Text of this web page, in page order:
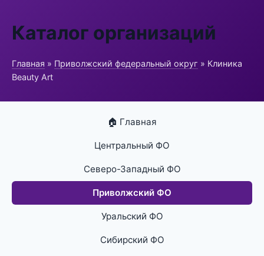
Каталог организаций
Главная » Приволжский федеральный округ » Клиника
Beauty Art
🏠 Главная
Центральный ФО
Северо-Западный ФО
Приволжский ФО
Уральский ФО
Сибирский ФО